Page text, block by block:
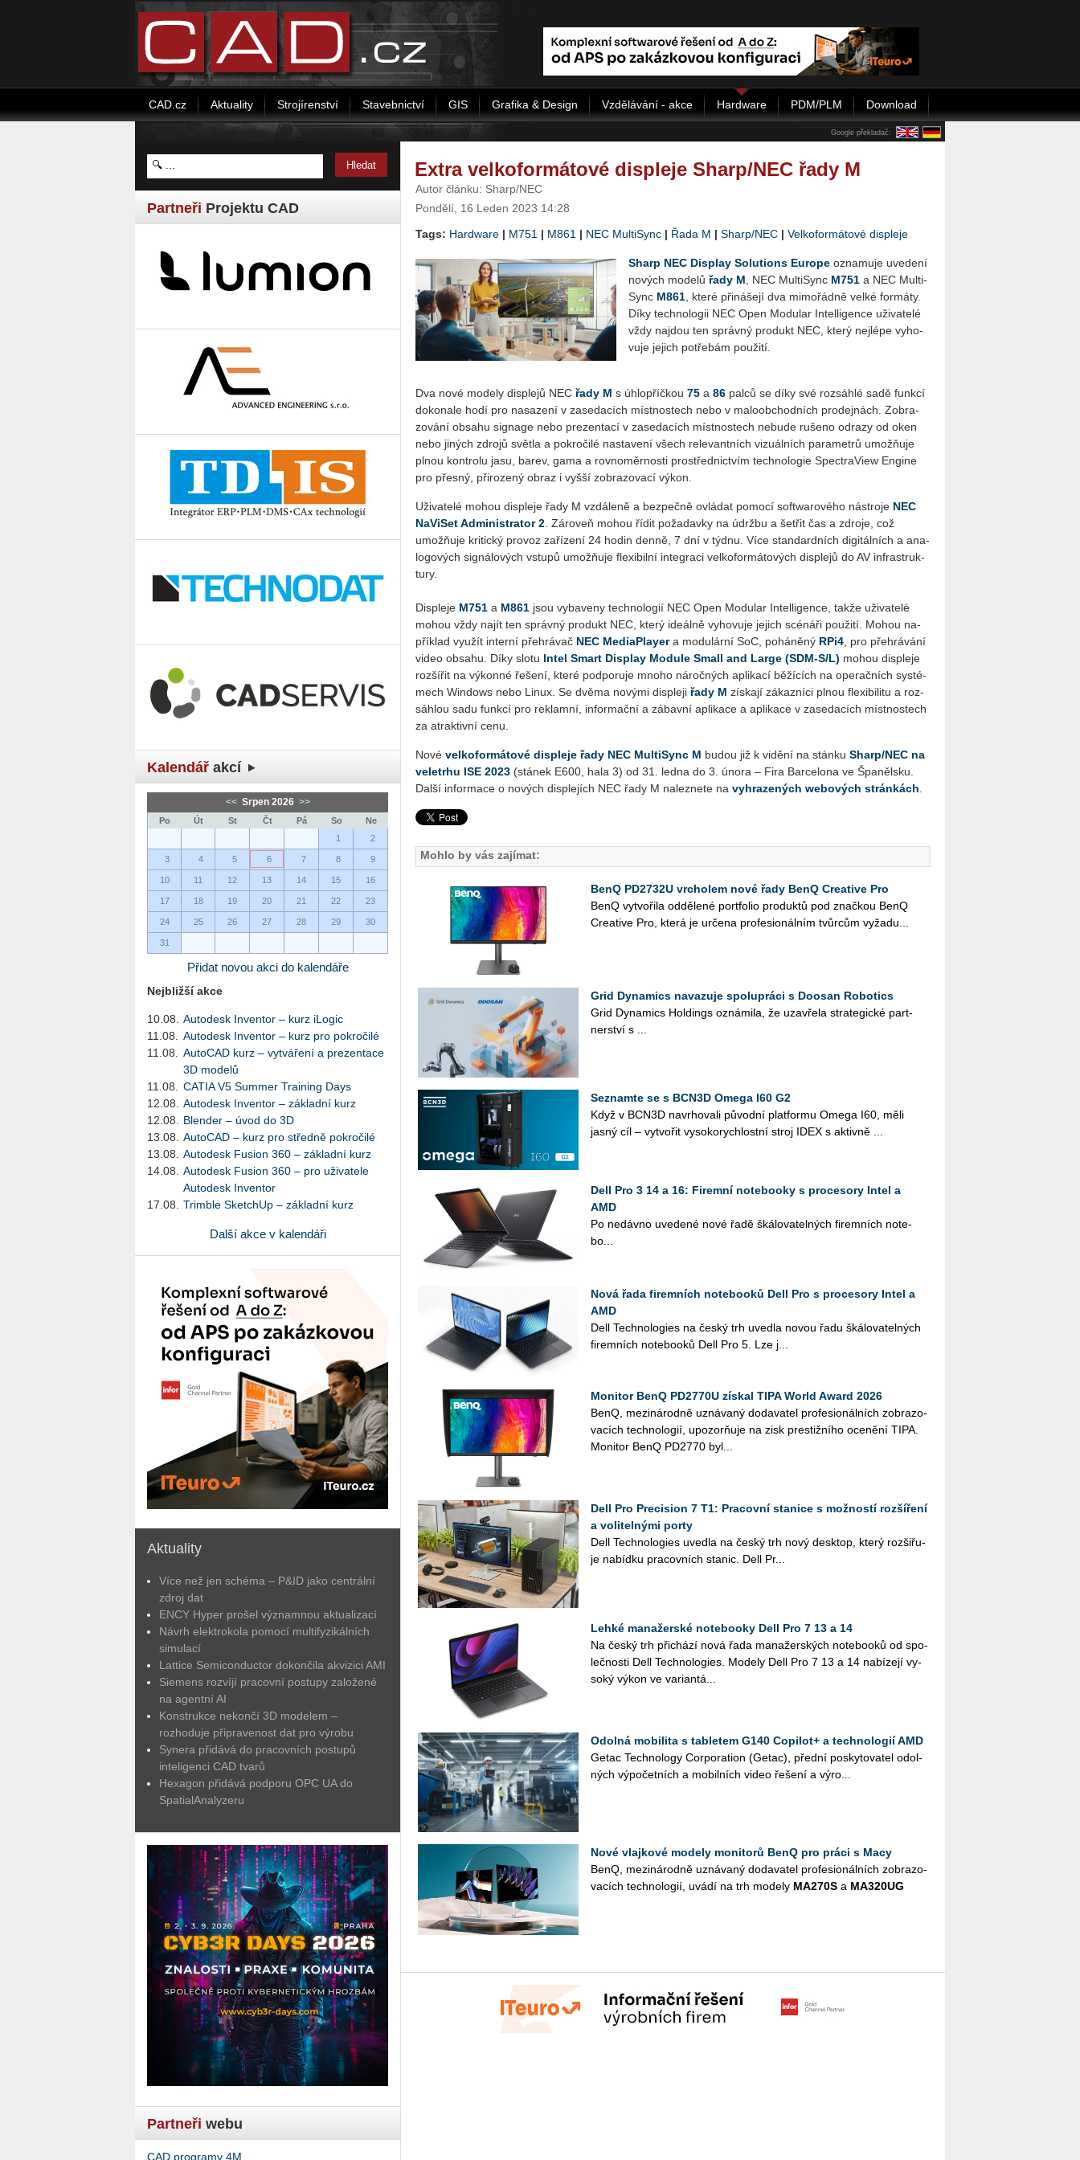
CAD.cz Aktuality Strojírenství Stavebnictví GIS Grafika & Design Vzdělávání - akce Hardware PDM/PLM Download
Google překladač:
Partneři Projektu CAD
Kalendář akcí
<< Srpen 2026 >>
Po Út St Čt Pá So
Ne
1
2
3 4 5 6 7 8 9
10 11 12 13 14 15 16
17 18 19 20 21 22 23
24 25 26 27 28 29 30
31
Přidat novou akci do kalendáře
Nejbližší akce
10.08.
Autodesk Inventor – kurz iLogic
11.08.
Autodesk Inventor – kurz pro pokročilé
11.08.
AutoCAD kurz – vytváření a prezentace
3D modelů
11.08.
CATIA V5 Summer Training Days
12.08.
Autodesk Inventor – základní kurz
12.08.
Blender – úvod do 3D
13.08.
AutoCAD – kurz pro středně pokročilé
13.08.
Autodesk Fusion 360 – základní kurz
14.08.
Autodesk Fusion 360 – pro uživatele
Autodesk Inventor
17.08.
Trimble SketchUp – základní kurz
Další akce v kalendáři
Aktuality
Více než jen schéma – P&ID jako centrální
zdroj dat
ENCY Hyper prošel významnou aktualizací
Návrh elektrokola pomocí multifyzikálních
simulací
Lattice Semiconductor dokončila akvizici AMI
Siemens rozvíjí pracovní postupy založené
na agentní AI
Konstrukce nekončí 3D modelem –
rozhoduje připravenost dat pro výrobu
Synera přidává do pracovních postupů
inteligenci CAD tvarů
Hexagon přidává podporu OPC UA do
SpatialAnalyzeru
Partneři webu
CAD programy 4M
Extra velkoformátové displeje Sharp/NEC řady M
Autor článku: Sharp/NEC
Pondělí, 16 Leden 2023 14:28
Tags: Hardware | M751 | M861 | NEC MultiSync | Řada M | Sharp/NEC | Velkoformátové displeje
Sharp NEC Dis­play So­lu­ti­ons Eu­ro­pe ozna­mu­je uve­de­ní
no­vých mo­de­lů řady M , NEC Mul­ti­Sync M751 a NEC Mul­ti­
Sync M861 , které při­ná­še­jí dva mi­mo­řád­ně velké for­má­ty.
Díky tech­no­lo­gii NEC Open Mo­du­lar In­tel­li­gen­ce uži­va­te­lé
vždy na­jdou ten správ­ný pro­dukt NEC, který nej­lé­pe vy­ho­
vu­je je­jich po­tře­bám po­u­ži­tí.
Dva nové mo­de­ly dis­plejů NEC řady M s úh­lo­příč­kou 75 a 86 palců se díky své roz­sáh­lé sadě funk­cí
do­ko­na­le hodí pro na­sa­ze­ní v za­se­da­cích míst­nos­tech nebo v ma­lo­ob­chod­ních pro­dej­nách. Zob­ra­
zo­vá­ní ob­sa­hu sig­nage nebo pre­zen­ta­cí v za­se­da­cích míst­nos­tech ne­bu­de ru­še­no od­ra­zy od oken
nebo ji­ných zdro­jů svět­la a po­kro­či­lé na­sta­ve­ní všech re­le­vant­ních vi­zu­ál­ních pa­ra­me­t­rů umožňuje
plnou kon­t­ro­lu jasu, barev, gama a rov­no­měr­nos­ti pro­střed­nic­tvím tech­no­lo­gie Spectra­View En­gi­ne
pro přes­ný, při­ro­ze­ný obraz i vyšší zob­ra­zo­va­cí výkon.
Uži­va­te­lé mohou dis­ple­je řady M vzdá­le­ně a bez­peč­ně ovlá­dat po­mo­cí soft­wa­ro­vé­ho ná­stro­je NEC
Na­Vi­Set Ad­mi­nis­tra­tor 2 . Zá­ro­veň mohou řídit po­ža­dav­ky na údrž­bu a še­t­řit čas a zdro­je, což
umožňuje kri­tic­ký pro­voz za­ří­ze­ní 24 hodin denně, 7 dní v týdnu. Více stan­dard­ních di­gi­tál­ních a ana­
lo­go­vých sig­ná­lo­vých vstu­pů umožňuje fle­xi­bil­ní in­te­gra­ci vel­ko­for­má­to­vých dis­plejů do AV in­frastruk­
tu­ry.
Dis­ple­je M751 a M861 jsou vy­ba­ve­ny tech­no­lo­gií NEC Open Mo­du­lar In­tel­li­gen­ce, takže uži­va­te­lé
mohou vždy najít ten správ­ný pro­dukt NEC, který ide­ál­ně vy­ho­vu­je je­jich scé­ná­ři po­u­ži­tí. Mohou na­
pří­klad vy­u­žít in­ter­ní pře­hrá­vač NEC Me­di­a­Pla­yera mo­du­lár­ní SoC, po­há­ně­ný RPi4 , pro pře­hrá­vá­ní
video ob­sa­hu. Díky slotu Intel Smart Dis­play Mo­du­le Small and Large (SDM-S/L) mohou dis­ple­je
roz­ší­řit na vý­kon­né ře­še­ní, které pod­po­ru­je mnoho ná­roč­ných apli­ka­cí bě­ží­cích na ope­rač­ních sys­té­
mech Win­dows nebo Linux. Se dvěma no­vý­mi dis­ple­ji řady M zís­ka­jí zá­kaz­ní­ci plnou fle­xi­bi­li­tu a roz­
sáh­lou sadu funk­cí pro re­klam­ní, in­for­mač­ní a zá­bav­ní apli­ka­ce a apli­ka­ce v za­se­da­cích míst­nos­tech
za atrak­tiv­ní cenu.
Nové vel­ko­for­má­to­vé dis­ple­je řady NEC Mul­ti­Sync M budou již k vi­dě­ní na stán­ku Sharp/NEC na
ve­letr­hu ISE 2023 (stá­nek E600, hala 3) od 31. ledna do 3. února – Fira Bar­ce­lo­na ve Špa­něl­sku.
Další in­for­ma­ce o no­vých dis­ple­jích NEC řady M na­lez­ne­te na vy­hra­ze­ných webo­vých strán­kách
Mohlo by vás zajímat:
BenQ PD2732U vrcholem nové řady BenQ Creative Pro
BenQ vy­tvo­ři­la od­dě­le­né port­fo­lio pro­duk­tů pod znač­kou BenQ
Cre­a­ti­ve Pro, která je ur­če­na pro­fe­si­o­nál­ním tvůr­cům vy­ža­du...
Grid Dynamics navazuje spolupráci s Doosan Robotics
Grid Dy­na­mics Hol­dings ozná­mi­la, že uza­vře­la stra­te­gic­ké part­
ner­ství s ...
Seznamte se s BCN3D Omega I60 G2
Když v BCN3D na­vr­ho­va­li pů­vod­ní plat­for­mu Omega I60, měli
jasný cíl – vy­tvo­řit vy­so­ko­rych­lost­ní stroj IDEX s ak­tiv­ně ...
Dell Pro 3 14 a 16: Firemní notebooky s procesory Intel a
AMD
Po ne­dáv­no uve­de­né nové řadě šká­lo­va­tel­ných fi­rem­ních no­te­
bo...
Nová řada firemních notebooků Dell Pro s procesory Intel a
AMD
Dell Tech­no­lo­gies na český trh uved­la novou řadu šká­lo­va­tel­ných
fi­rem­ních no­te­boo­ků Dell Pro 5. Lze j...
Monitor BenQ PD2770U získal TIPA World Award 2026
BenQ, me­zi­ná­rod­ně uzná­va­ný do­da­va­tel pro­fe­si­o­nál­ních zob­ra­zo­
va­cích tech­no­lo­gií, upo­zorňuje na zisk pres­tiž­ní­ho oce­ně­ní TIPA.
Mo­ni­tor BenQ PD2770 byl...
Dell Pro Precision 7 T1: Pracovní stanice s možností rozšíření
a volitelnými porty
Dell Tech­no­lo­gies uved­la na český trh nový desktop, který roz­ši­řu­
je na­bíd­ku pra­cov­ních sta­nic. Dell Pr...
Lehké manažerské notebooky Dell Pro 7 13 a 14
Na český trh při­chá­zí nová řada ma­na­žer­ských no­te­boo­ků od spo­
leč­nos­ti Dell Tech­no­lo­gies. Mo­de­ly Dell Pro 7 13 a 14 na­bí­ze­jí vy­
so­ký výkon ve va­ri­an­tá...
Odolná mobilita s tabletem G140 Copilot+ a technologií AMD
Getac Tech­no­lo­gy Cor­po­rati­on (Getac), před­ní po­sky­to­va­tel odol­
ných vý­po­čet­ních a mo­bil­ních video ře­še­ní a vý­ro...
Nové vlajkové modely monitorů BenQ pro práci s Macy
BenQ, me­zi­ná­rod­ně uzná­va­ný do­da­va­tel pro­fe­si­o­nál­ních zob­ra­zo­
va­cích tech­no­lo­gií, uvádí na trh mo­de­ly MA­270S a MA­320UG